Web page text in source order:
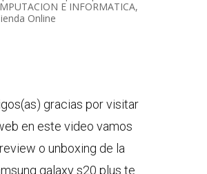
E INFORMATICA,
Online
gracias por visitar
en este video vamos
o unboxing de la
galaxy s20 plus te